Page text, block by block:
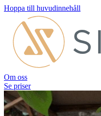
Hoppa till huvudinnehåll
Om oss
Se priser